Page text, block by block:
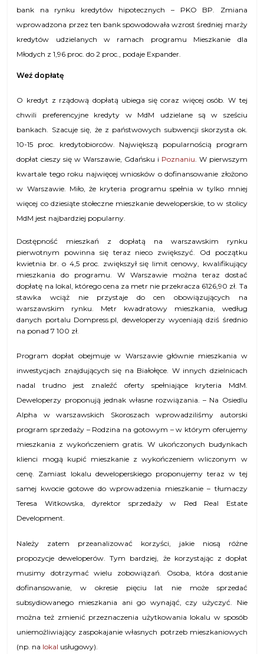
bank na rynku kredytów hipotecznych – PKO BP. Zmiana
wprowadzona przez ten bank spowodowała wzrost średniej marży
kredytów udzielanych w ramach programu Mieszkanie dla
Młodych z 1,96 proc. do 2 proc., podaje Expander.
Weź dopłatę
O kredyt z rządową dopłatą ubiega się coraz więcej osób. W tej
chwili preferencyjne kredyty w MdM udzielane są w sześciu
bankach. Szacuje się, że z państwowych subwencji skorzysta ok.
10-15 proc. kredytobiorców. Największą popularnością program
dopłat cieszy się w Warszawie, Gdańsku i Poznaniu . W pierwszym
kwartale tego roku najwięcej wniosków o dofinansowanie złożono
w Warszawie. Miło, że kryteria programu spełnia w tylko mniej
więcej co dziesiąte stołeczne mieszkanie deweloperskie, to w stolicy
MdM jest najbardziej popularny.
Dostępność mieszkań z dopłatą na warszawskim rynku
pierwotnym powinna się teraz nieco zwiększyć. Od początku
kwietnia br. o 4,5 proc. zwiększył się limit cenowy, kwalifikujący
mieszkania do programu. W Warszawie można teraz dostać
dopłatę na lokal, którego cena za metr nie przekracza 6126,90 zł. Ta
stawka wciąż nie przystaje do cen obowiązujących na
warszawskim rynku. Metr kwadratowy mieszkania, według
danych portalu Dompress.pl, deweloperzy wyceniają dziś średnio
na ponad 7 100 zł.
Program dopłat obejmuje w Warszawie głównie mieszkania w
inwestycjach znajdujących się na Białołęce. W innych dzielnicach
nadal trudno jest znaleźć oferty spełniające kryteria MdM.
Deweloperzy proponują jednak własne rozwiązania. – Na Osiedlu
Alpha w warszawskich Skoroszach wprowadziliśmy autorski
program sprzedaży – Rodzina na gotowym – w którym oferujemy
mieszkania z wykończeniem gratis. W ukończonych budynkach
klienci mogą kupić mieszkanie z wykończeniem wliczonym w
cenę. Zamiast lokalu deweloperskiego proponujemy teraz w tej
samej kwocie gotowe do wprowadzenia mieszkanie – tłumaczy
Teresa Witkowska, dyrektor sprzedaży w Red Real Estate
Development.
Należy zatem przeanalizować korzyści, jakie niosą różne
propozycje deweloperów. Tym bardziej, że korzystając z dopłat
musimy dotrzymać wielu zobowiązań. Osoba, która dostanie
dofinansowanie, w okresie pięciu lat nie może sprzedać
subsydiowanego mieszkania ani go wynająć, czy użyczyć. Nie
można też zmienić przeznaczenia użytkowania lokalu w sposób
uniemożliwiający zaspokajanie własnych potrzeb mieszkaniowych
(np. na lokal usługowy).